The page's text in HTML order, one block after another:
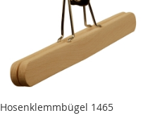
Hosenklemmbügel 1465